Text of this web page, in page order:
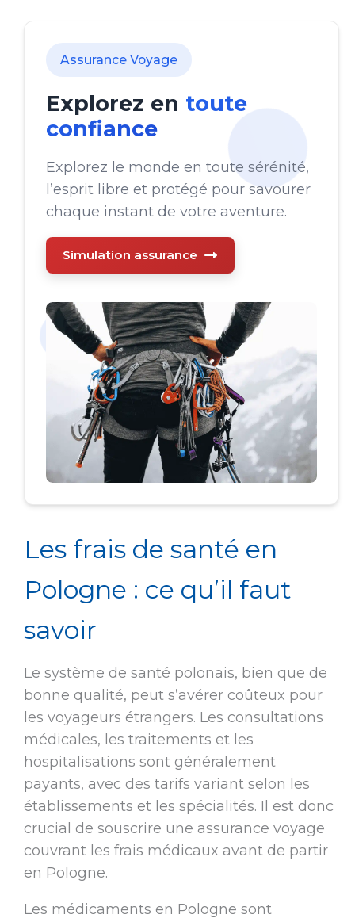
Assurance Voyage
Explorez en toute
confiance
Explorez le monde en toute sérénité,
l’esprit libre et protégé pour savourer
chaque instant de votre aventure.
Simulation assurance
Les frais de santé en
Pologne : ce qu’il faut
savoir
Le système de santé polonais, bien que de
bonne qualité, peut s’avérer coûteux pour
les voyageurs étrangers. Les consultations
médicales, les traitements et les
hospitalisations sont généralement
payants, avec des tarifs variant selon les
établissements et les spécialités. Il est donc
crucial de souscrire une assurance voyage
couvrant les frais médicaux avant de partir
en Pologne.
Les médicaments en Pologne sont